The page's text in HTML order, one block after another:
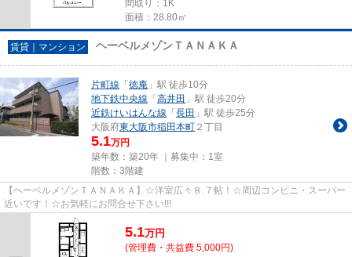
間取り：1K
面積：28.80㎡
賃貸｜マンション ヘーベルメゾンＴＡＮＡＫＡ
片町線 「 徳庵 」駅 徒歩10分
地下鉄中央線 「 高井田 」駅 徒歩20分
近鉄けいはんな線 「 長田 」駅 徒歩25分
大阪府東大阪市稲田本町 ２丁目
5.1万円
築年数：築20年 ｜募集中： 1室
階数：3階建
【ヘーベルメゾンＴＡＮＡＫＡ】☆洋室広々８.７帖！☆周辺コンビニ・スーパー
近いです！☆お気軽にお問合せ下さい!!!
5.1万円
(管理費・共益費 5,000円)